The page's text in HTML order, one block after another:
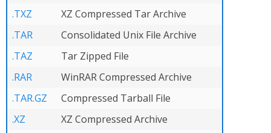
.TXZ
XZ Compressed Tar Archive
.TAR
Consolidated Unix File Archive
.TAZ
Tar Zipped File
.RAR
WinRAR Compressed Archive
.TAR.GZ
Compressed Tarball File
.XZ
XZ Compressed Archive